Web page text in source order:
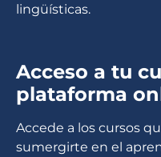
lingüísticas.
Acceso a tu
plataforma
Accede a los cursos
sumergirte en el